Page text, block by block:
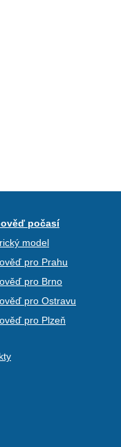
počasí
model
pro Prahu
pro Brno
pro Ostravu
pro Plzeň